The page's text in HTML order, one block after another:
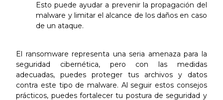
Esto puede ayudar a prevenir la propagación del
malware y limitar el alcance de los daños en caso
de un ataque.
El ransomware representa una seria amenaza para la
seguridad cibernética, pero con las medidas
adecuadas, puedes proteger tus archivos y datos
contra este tipo de malware. Al seguir estos consejos
prácticos, puedes fortalecer tu postura de seguridad y